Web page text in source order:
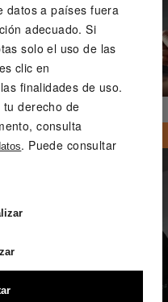
datos a países fuera
adecuado. Si
solo el uso de las
clic en
finalidades de uso.
tu derecho de
consulta
. Puede consultar